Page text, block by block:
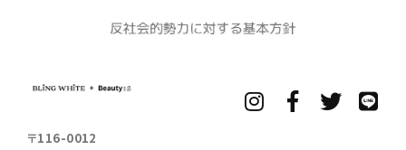
〒116-0012